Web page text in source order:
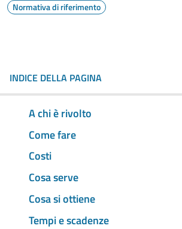
Normativa di riferimento
INDICE DELLA PAGINA
A chi è rivolto
Come fare
Costi
Cosa serve
Cosa si ottiene
Tempi e scadenze